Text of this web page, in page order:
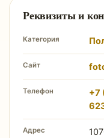
Реквизиты и
Категория
Сайт
Телефон
+7
Адрес